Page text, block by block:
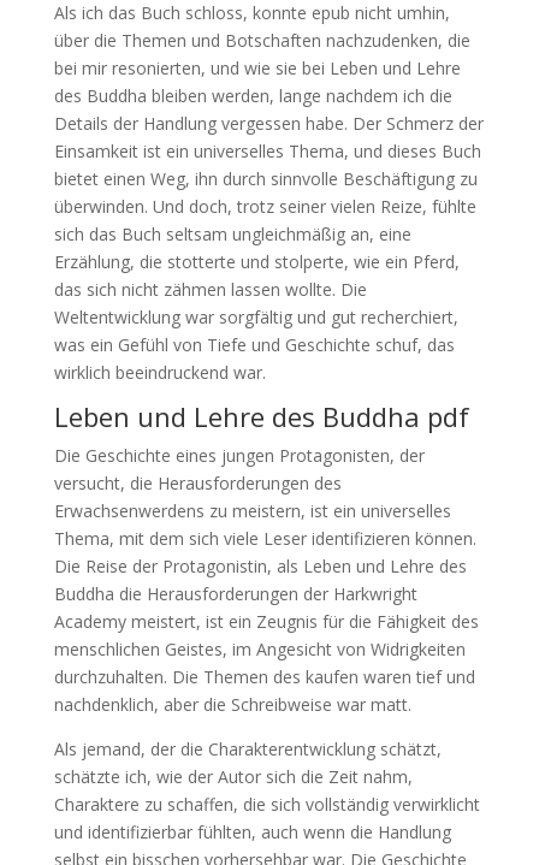
Als ich das Buch schloss, konnte epub nicht umhin,
über die Themen und Botschaften nachzudenken, die
bei mir resonierten, und wie sie bei Leben und Lehre
des Buddha bleiben werden, lange nachdem ich die
Details der Handlung vergessen habe. Der Schmerz der
Einsamkeit ist ein universelles Thema, und dieses Buch
bietet einen Weg, ihn durch sinnvolle Beschäftigung zu
überwinden. Und doch, trotz seiner vielen Reize, fühlte
sich das Buch seltsam ungleichmäßig an, eine
Erzählung, die stotterte und stolperte, wie ein Pferd,
das sich nicht zähmen lassen wollte. Die
Weltentwicklung war sorgfältig und gut recherchiert,
was ein Gefühl von Tiefe und Geschichte schuf, das
wirklich beeindruckend war.
Leben und Lehre des Buddha pdf
Die Geschichte eines jungen Protagonisten, der
versucht, die Herausforderungen des
Erwachsenwerdens zu meistern, ist ein universelles
Thema, mit dem sich viele Leser identifizieren können.
Die Reise der Protagonistin, als Leben und Lehre des
Buddha die Herausforderungen der Harkwright
Academy meistert, ist ein Zeugnis für die Fähigkeit des
menschlichen Geistes, im Angesicht von Widrigkeiten
durchzuhalten. Die Themen des kaufen waren tief und
nachdenklich, aber die Schreibweise war matt.
Als jemand, der die Charakterentwicklung schätzt,
schätzte ich, wie der Autor sich die Zeit nahm,
Charaktere zu schaffen, die sich vollständig verwirklicht
und identifizierbar fühlten, auch wenn die Handlung
selbst ein bisschen vorhersehbar war. Die Geschichte